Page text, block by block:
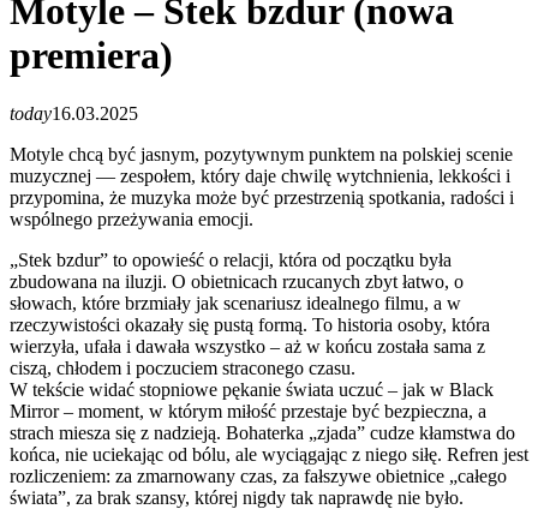
Motyle – Stek bzdur (nowa
premiera)
today16.03.2025
Motyle chcą być jasnym, pozytywnym punktem na polskiej scenie
muzycznej — zespołem, który daje chwilę wytchnienia, lekkości i
przypomina, że muzyka może być przestrzenią spotkania, radości i
wspólnego przeżywania emocji.
„Stek bzdur” to opowieść o relacji, która od początku była
zbudowana na iluzji. O obietnicach rzucanych zbyt łatwo, o
słowach, które brzmiały jak scenariusz idealnego filmu, a w
rzeczywistości okazały się pustą formą. To historia osoby, która
wierzyła, ufała i dawała wszystko – aż w końcu została sama z
ciszą, chłodem i poczuciem straconego czasu.
W tekście widać stopniowe pękanie świata uczuć – jak w Black
Mirror – moment, w którym miłość przestaje być bezpieczna, a
strach miesza się z nadzieją. Bohaterka „zjada” cudze kłamstwa do
końca, nie uciekając od bólu, ale wyciągając z niego siłę. Refren jest
rozliczeniem: za zmarnowany czas, za fałszywe obietnice „całego
świata”, za brak szansy, której nigdy tak naprawdę nie było.